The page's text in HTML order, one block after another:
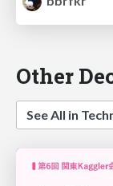
Other
See All in